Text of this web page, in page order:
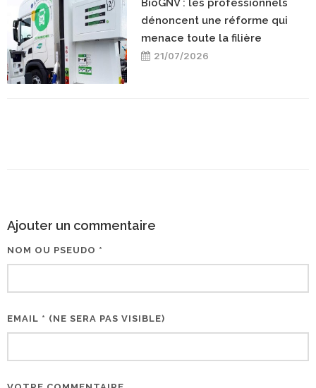
dénoncent une réforme qui
menace toute la filière
21/07/2026
Ajouter un commentaire
NOM OU PSEUDO *
EMAIL * (NE SERA PAS VISIBLE)